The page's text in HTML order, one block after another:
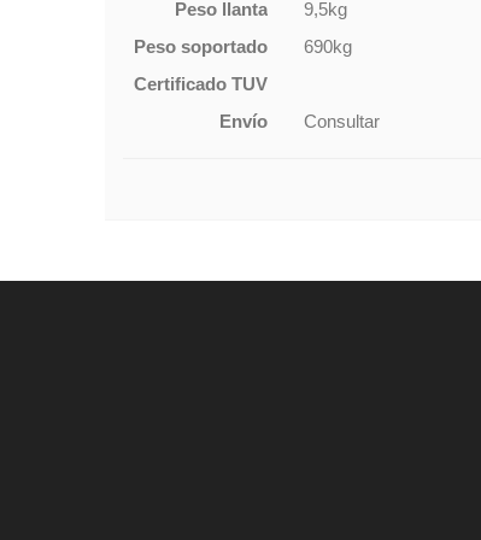
Peso llanta
9,5kg
Peso soportado
690kg
Certificado TUV
Envío
Consultar